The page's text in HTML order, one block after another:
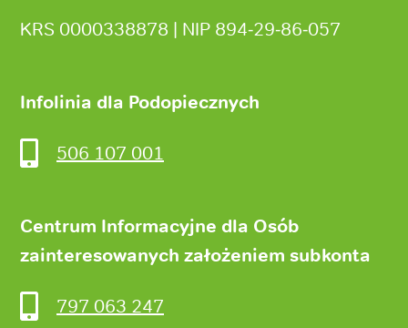
KRS 0000338878 | NIP 894‑29‑86‑057
Infolinia dla Podopiecznych
506 107 001
Centrum Informacyjne dla Osób
zainteresowanych założeniem subkonta
797 063 247